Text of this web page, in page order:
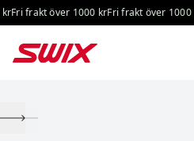
Hoppa till innehåll
Fri frakt över 1000 krFri frakt över 1000